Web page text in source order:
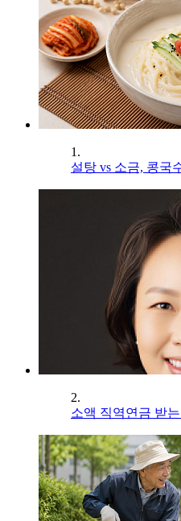
1.
설탕 vs 소금, 콩국
2.
소액 직역연금 받